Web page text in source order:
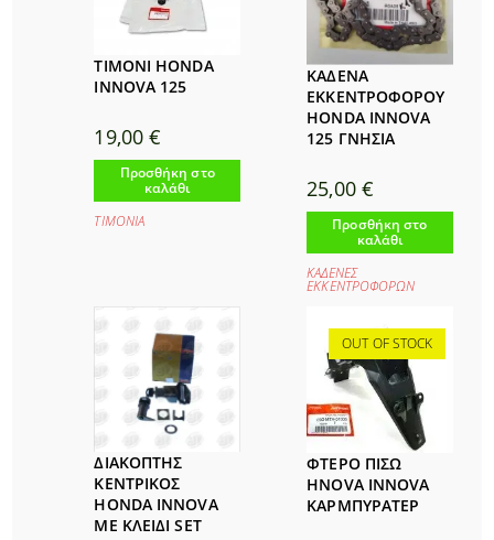
ΤΙΜΟΝΙ HONDA
INNOVA 125
19,00€
Προσθήκη στο
καλάθι
ΤΙΜΟΝΙΑ
ΚΑΔΕΝΑ
ΕΚΚΕΝΤΡΟΦΟΡΟΥ
HONDA INNOVA
125 ΓΝΗΣΙΑ
25,00 €
Προσθήκη στο
καλάθι
ΚΑΔΕΝΕΣ
ΕΚΚΕΝΤΡΟΦΟΡΩΝ
ΔΙΑΚΟΠΤΗΣ
ΚΕΝΤΡΙΚΟΣ
HONDA INNOVA
ΜΕ ΚΛΕΙΔΙ SET
OUT OF STOCK
ΦΤΕΡΟ ΠΙΣΩ
HNOVA INNOVA
ΚΑΡΜΠΥΡΑΤΕΡ